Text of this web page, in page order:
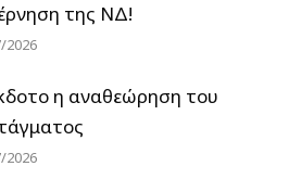
της ΝΔ!
2026
η αναθεώρηση του
2026